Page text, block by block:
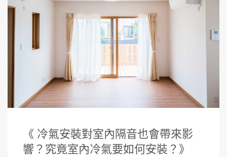
《 冷氣安裝對室內隔音也會帶來影
響？究竟室內冷氣要如何安裝？》